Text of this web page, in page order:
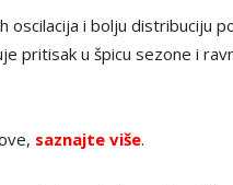
i bolju distribuciju
pritisak u špicu sezone i
saznajte više.